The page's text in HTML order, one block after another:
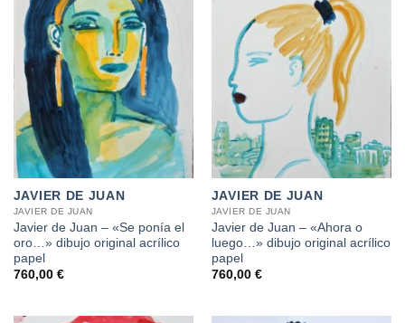
JAVIER DE JUAN
JAVIER DE JUAN
Javier de Juan – «Se ponía el
oro…» dibujo original acrílico
papel
760,00 €
JAVIER DE JUAN
JAVIER DE JUAN
Javier de Juan – «Ahora o
luego…» dibujo original acrílico
papel
760,00 €